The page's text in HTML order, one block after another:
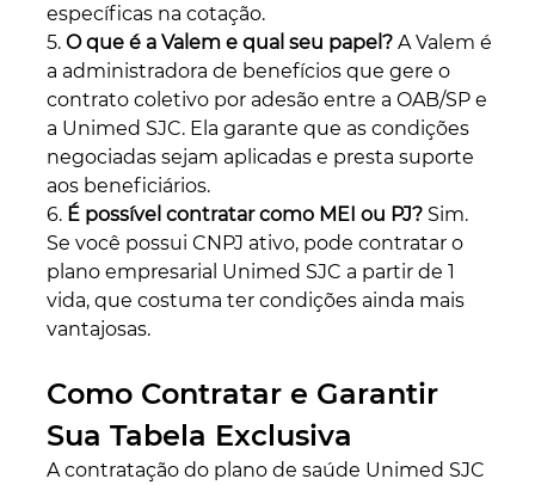
específicas na cotação.
5. O que é a Valem e qual seu papel? A Valem é
a administradora de benefícios que gere o
contrato coletivo por adesão entre a OAB/SP e
a Unimed SJC. Ela garante que as condições
negociadas sejam aplicadas e presta suporte
aos beneficiários.
6. É possível contratar como MEI ou PJ? Sim.
Se você possui CNPJ ativo, pode contratar o
plano empresarial Unimed SJC a partir de 1
vida, que costuma ter condições ainda mais
vantajosas.
Como Contratar e Garantir
Sua Tabela Exclusiva
A contratação do plano de saúde Unimed SJC